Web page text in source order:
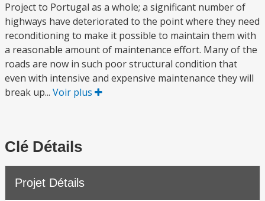
Project to Portugal as a whole; a significant number of
highways have deteriorated to the point where they need
reconditioning to make it possible to maintain them with
a reasonable amount of maintenance effort. Many of the
roads are now in such poor structural condition that
even with intensive and expensive maintenance they will
break up... Voir plus
Clé Détails
Projet Détails